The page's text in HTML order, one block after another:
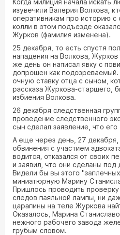
Когда милиция начала искать
изувечили Валерия Волкова,
оперативникам про историю с
колли в этом подъезде
Журков (фамилия изменена).
25 декабря, то есть спустя
нападения на Волкова,
же день он написал явку с
допрошен как
очную ставку отца с сыном,
рассказа Журкова-старшего,
избиения Волкова.
26 декабря следственная
проведение следственного
сын сделал заявление, что
А еще через день, 27
обвинения с участием
водится, отказался от своих
и заявил, что они сделаны под
Видели бы вы этого
миниатюрную Марину
Пришлось проводить
следов паяльной лампы, ни
царапины на теле Журкова
Оказалось, Марина
нежного рабочего завода
грубым словом.